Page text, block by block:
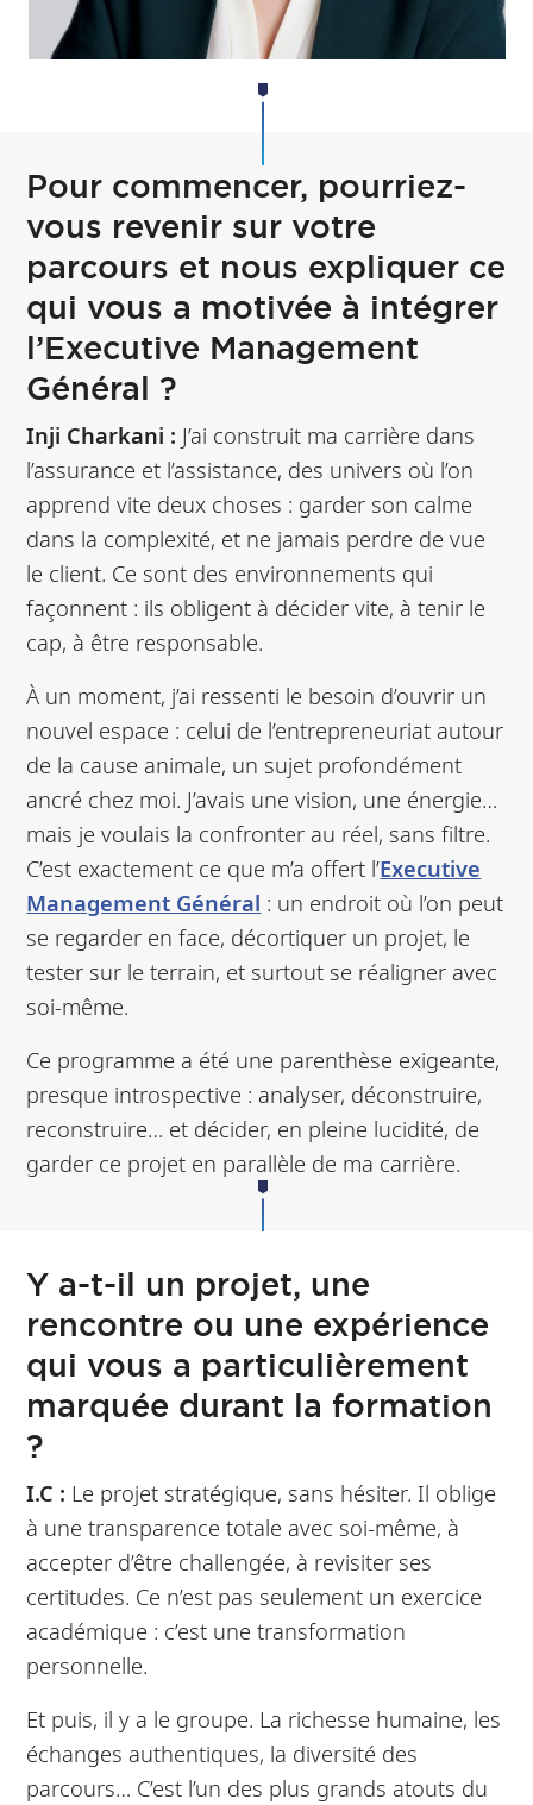
Pour commencer, pourriez-
vous revenir sur votre
parcours et nous expliquer ce
qui vous a motivée à intégrer
l’Executive Management
Général ?
Inji Charkani : J’ai construit ma carrière dans
l’assurance et l’assistance, des univers où l’on
apprend vite deux choses : garder son calme
dans la complexité, et ne jamais perdre de vue
le client. Ce sont des environnements qui
façonnent : ils obligent à décider vite, à tenir le
cap, à être responsable.
À un moment, j’ai ressenti le besoin d’ouvrir un
nouvel espace : celui de l’entrepreneuriat autour
de la cause animale, un sujet profondément
ancré chez moi. J’avais une vision, une énergie…
mais je voulais la confronter au réel, sans filtre.
C’est exactement ce que m’a offert l’Executive
Management Général : un endroit où l’on peut
se regarder en face, décortiquer un projet, le
tester sur le terrain, et surtout se réaligner avec
soi-même.
Ce programme a été une parenthèse exigeante,
presque introspective : analyser, déconstruire,
reconstruire… et décider, en pleine lucidité, de
garder ce projet en parallèle de ma carrière.
Y a-t-il un projet, une
rencontre ou une expérience
qui vous a particulièrement
marquée durant la formation
?
I.C : Le projet stratégique, sans hésiter. Il oblige
à une transparence totale avec soi-même, à
accepter d’être challengée, à revisiter ses
certitudes. Ce n’est pas seulement un exercice
académique : c’est une transformation
personnelle.
Et puis, il y a le groupe. La richesse humaine, les
échanges authentiques, la diversité des
parcours… C’est l’un des plus grands atouts du